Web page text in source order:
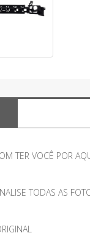
TER VOCÊ POR
TODAS AS